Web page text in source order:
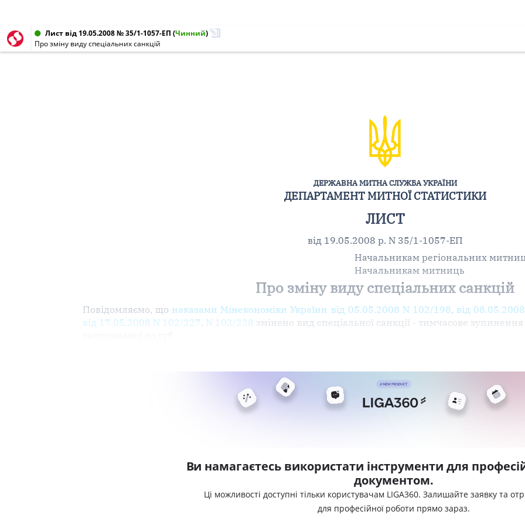
Лист від 19.05.2008 № 35/1-1057-ЕП (Чинний)
Про зміну виду спеціальних санкцій
ДЕРЖАВНА МИТНА СЛУЖБА УКРАЇНИ
ДЕПАРТАМЕНТ МИТНОЇ СТАТИСТИКИ
ЛИСТ
від 19.05.2008 р. N 35/1-1057-ЕП
Начальникам регіональних
Начальникам митниць
Про зміну виду спеціальних санкцій
Повідомляємо, що наказами Мінекономіки України від 05.05.2008 N 102/198, від
від 17.05.2008 N 102/227 , N 102/228 змінено вид спеціальної санкції - тимчасове
Ви намагаєтесь використати інструменти для
документом.
Ці можливості доступні тільки користувачам LIGA360. Залишайте заявку та
для професійної роботи прямо зараз.